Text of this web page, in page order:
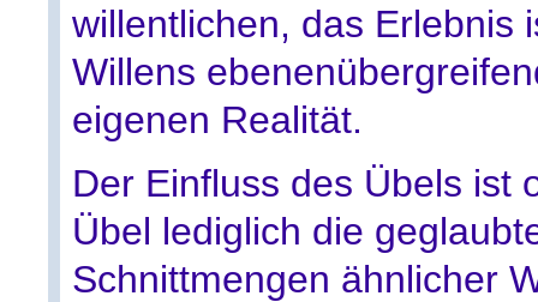
willentlichen, das Erlebnis
Willens
eigenen Realität.
Der Einfluss des Übels ist
Übel lediglich die
Schnittmengen ähnlicher